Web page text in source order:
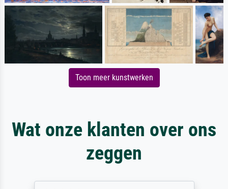
Toon meer kunstwerken
Wat onze klanten over ons
zeggen